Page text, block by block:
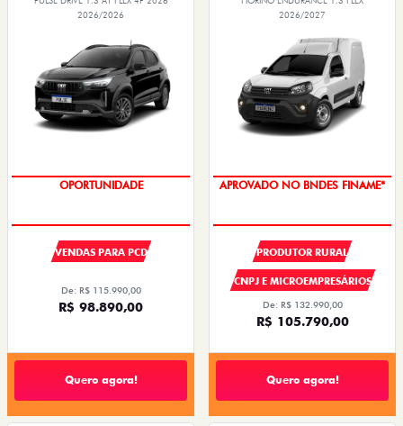
2026/2026
OPORTUNIDADE
VENDAS PARA PCD
De: R$ 115.990,00
R$ 98.890,00
Quero agora!
2026/2027
APROVADO NO BNDES FINAME*
PRODUTOR RURAL
CNPJ E MICROEMPRESÁRIOS
De: R$ 132.990,00
R$ 105.790,00
Quero agora!